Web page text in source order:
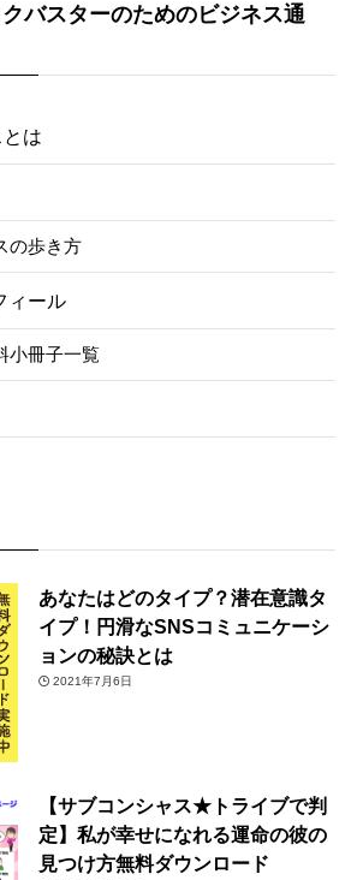
バスターのためのビジネス通
は
の歩き方
ィール
小冊子一覧
あなたはどのタイプ？潜在意識タ
イプ！円滑なSNSコミュニケーシ
ョンの秘訣とは
2021年7月6日
【サブコンシャス★トライブで判
定】私が幸せになれる運命の彼の
見つけ方無料ダウンロード